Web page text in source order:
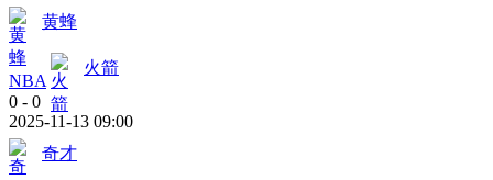
黄蜂
NBA
火箭
0 - 0
2025-11-13 09:00
奇才